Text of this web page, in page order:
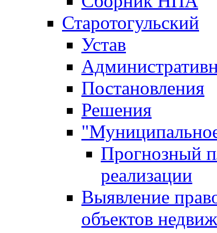
Старотогульский
Устав
Постановления
Решения
Прогнозный
реализации
Выявление
объектов